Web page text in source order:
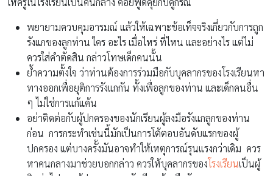
พยายามควบคุมอารมณ์ แล้วให้เฉพาะข้อเท็จจริงเกี่ยวกับการถูก
รังแกของลูกท่าน ใคร อะไร เมื่อไหร่ ที่ไหน และอย่างไร แต่ไม่
ควรใส่คำตัดสิน กล่าวโทษเด็กคนนั้น
ย้ำความตั้งใจ ว่าท่านต้องการร่วมมือกับบุคลากรของโรงเรียนหา
ทางออกเพื่อยุติการรังแกกัน ทั้งเพื่อลูกของท่าน และเด็กคนอื่น
ๆ ไม่ใช่การแก้แค้น
อย่าติดต่อกับผู้ปกครองของนักเรียนผู้ลงมือรังแกลูกของท่าน
ก่อน การกระทำเช่นนี้มักเป็นการโต้ตอบอันดับแรกของผู้
ปกครอง แต่บางครั้งมันอาจทำให้เหตุการณ์รุนแรงกว่าเดิม ควร
หาคนกลางมาช่วยบอกกล่าว ควรให้บุคลากรของโรงเรียนเป็นผู้